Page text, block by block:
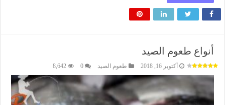
أنواع طعوم الصيد
أكتوبر 16, 2018 طعوم الصيد 0
8,642